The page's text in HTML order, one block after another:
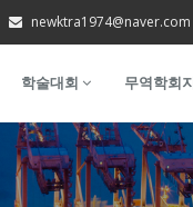
newktra1974@naver.com
학술대회 무역학회지